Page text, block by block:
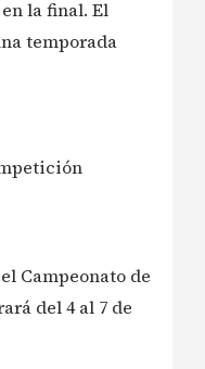
la final. El
temporada
Campeonato de
del 4 al 7 de